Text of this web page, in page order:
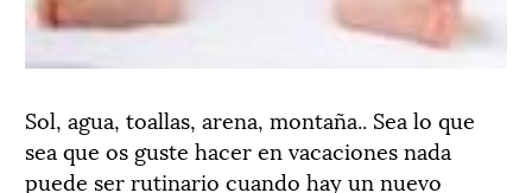
Sol, agua, toallas, arena, montaña.. Sea lo que
sea que os guste hacer en vacaciones nada
puede ser rutinario cuando hay un nuevo